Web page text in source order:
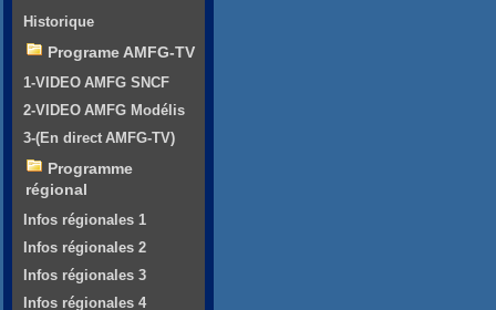
Historique
Programe AMFG-TV
1-VIDEO AMFG SNCF
2-VIDEO AMFG Modélis
3-(En direct AMFG-TV)
Programme
régional
Infos régionales 1
Infos régionales 2
Infos régionales 3
Infos régionales 4